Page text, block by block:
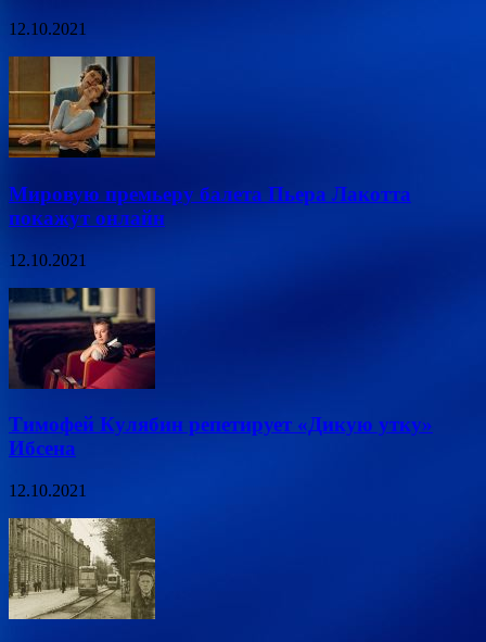
12.10.2021
Мировую премьеру балета Пьера Лакотта
покажут онлайн
12.10.2021
Тимофей Кулябин репетирует «Дикую утку»
Ибсена
12.10.2021